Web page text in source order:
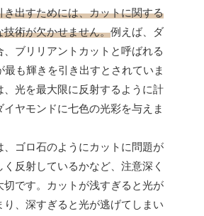
き出すためには、カットに関する
技術が欠かせません。例えば、ダ
、ブリリアントカットと呼ばれる
最も輝きを引き出すとされていま
、光を最大限に反射するように計
ヤモンドに七色の光彩を与えま
、ゴロ石のようにカットに問題が
反射しているかなど、注意深く
切です。カットが浅すぎると光が
り、深すぎると光が逃げてしまい